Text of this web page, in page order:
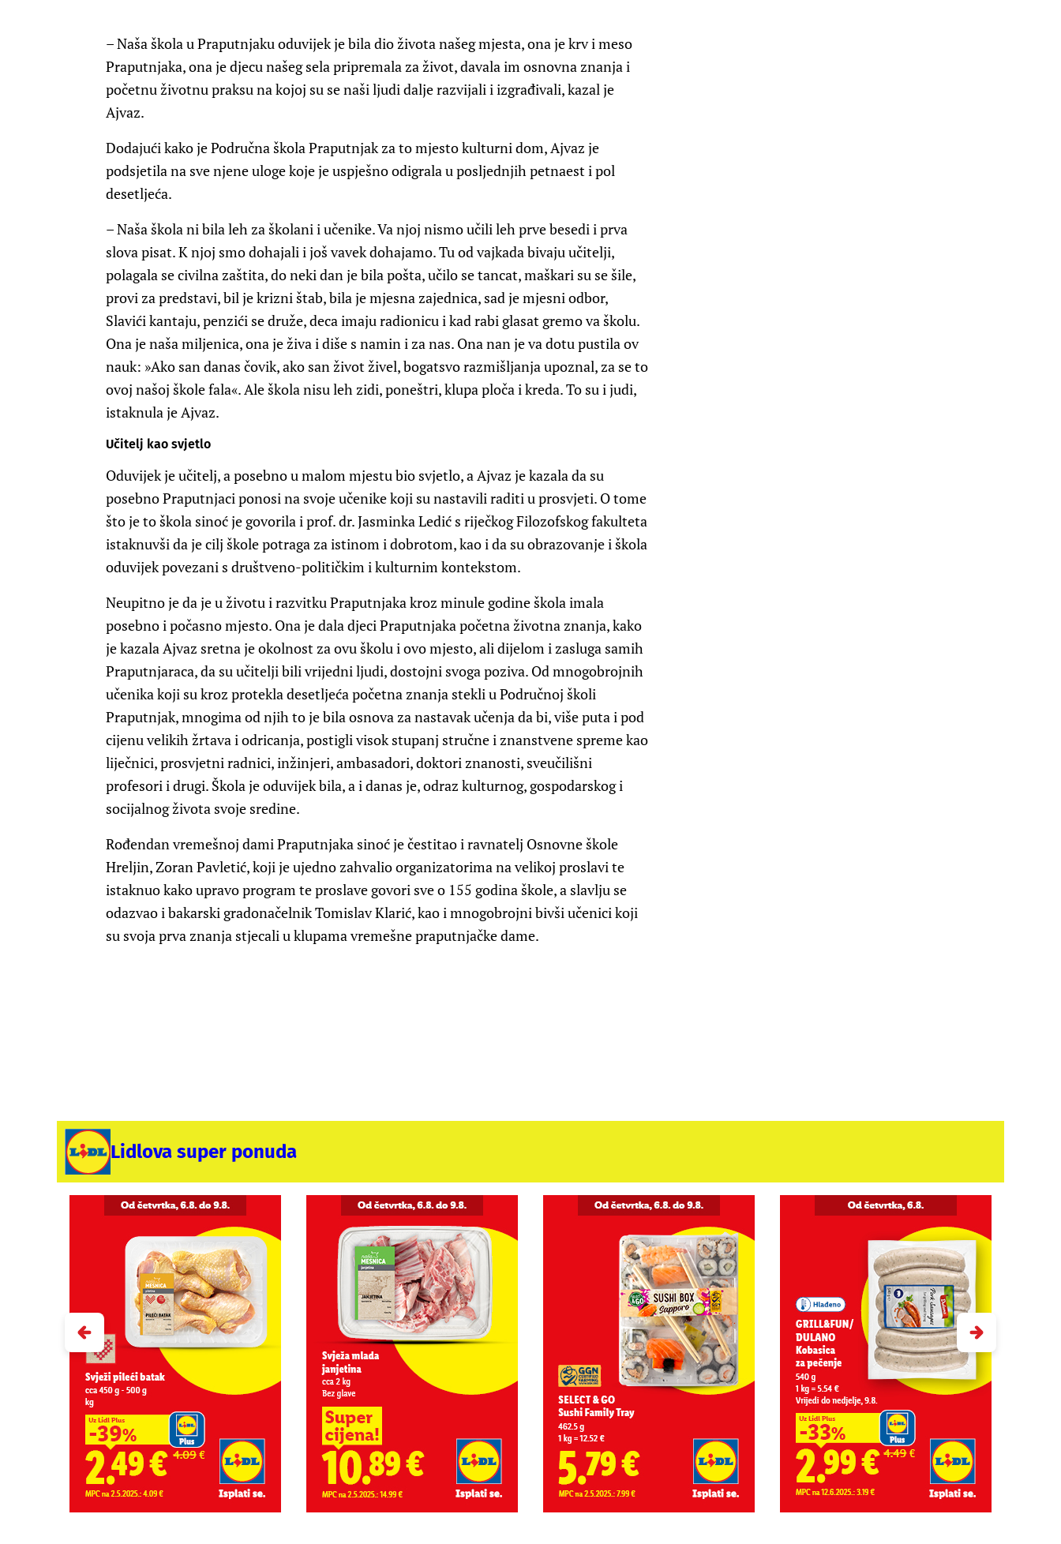
– Naša škola u Praputnjaku oduvijek je bila dio života našeg mjesta, ona je krv i meso
Praputnjaka, ona je djecu našeg sela pripremala za život, davala im osnovna znanja i
početnu životnu praksu na kojoj su se naši ljudi dalje razvijali i izgrađivali, kazal je
Ajvaz.
Dodajući kako je Područna škola Praputnjak za to mjesto kulturni dom, Ajvaz je
podsjetila na sve njene uloge koje je uspješno odigrala u posljednjih petnaest i pol
desetljeća.
– Naša škola ni bila leh za školani i učenike. Va njoj nismo učili leh prve besedi i prva
slova pisat. K njoj smo dohajali i još vavek dohajamo. Tu od vajkada bivaju učitelji,
polagala se civilna zaštita, do neki dan je bila pošta, učilo se tancat, maškari su se šile,
provi za predstavi, bil je krizni štab, bila je mjesna zajednica, sad je mjesni odbor,
Slavići kantaju, penzići se druže, deca imaju radionicu i kad rabi glasat gremo va školu.
Ona je naša miljenica, ona je živa i diše s namin i za nas. Ona nan je va dotu pustila ov
nauk: »Ako san danas čovik, ako san život živel, bogatsvo razmišljanja upoznal, za se to
ovoj našoj škole fala«. Ale škola nisu leh zidi, poneštri, klupa ploča i kreda. To su i judi,
istaknula je Ajvaz.
Učitelj kao svjetlo
Oduvijek je učitelj, a posebno u malom mjestu bio svjetlo, a Ajvaz je kazala da su
posebno Praputnjaci ponosi na svoje učenike koji su nastavili raditi u prosvjeti. O tome
što je to škola sinoć je govorila i prof. dr. Jasminka Ledić s riječkog Filozofskog fakulteta
istaknuvši da je cilj škole potraga za istinom i dobrotom, kao i da su obrazovanje i škola
oduvijek povezani s društveno-političkim i kulturnim kontekstom.
Neupitno je da je u životu i razvitku Praputnjaka kroz minule godine škola imala
posebno i počasno mjesto. Ona je dala djeci Praputnjaka početna životna znanja, kako
je kazala Ajvaz sretna je okolnost za ovu školu i ovo mjesto, ali dijelom i zasluga samih
Praputnjaraca, da su učitelji bili vrijedni ljudi, dostojni svoga poziva. Od mnogobrojnih
učenika koji su kroz protekla desetljeća početna znanja stekli u Područnoj školi
Praputnjak, mnogima od njih to je bila osnova za nastavak učenja da bi, više puta i pod
cijenu velikih žrtava i odricanja, postigli visok stupanj stručne i znanstvene spreme kao
liječnici, prosvjetni radnici, inžinjeri, ambasadori, doktori znanosti, sveučilišni
profesori i drugi. Škola je oduvijek bila, a i danas je, odraz kulturnog, gospodarskog i
socijalnog života svoje sredine.
Rođendan vremešnoj dami Praputnjaka sinoć je čestitao i ravnatelj Osnovne škole
Hreljin, Zoran Pavletić, koji je ujedno zahvalio organizatorima na velikoj proslavi te
istaknuo kako upravo program te proslave govori sve o 155 godina škole, a slavlju se
odazvao i bakarski gradonačelnik Tomislav Klarić, kao i mnogobrojni bivši učenici koji
su svoja prva znanja stjecali u klupama vremešne praputnjačke dame.
Lidlova super ponuda